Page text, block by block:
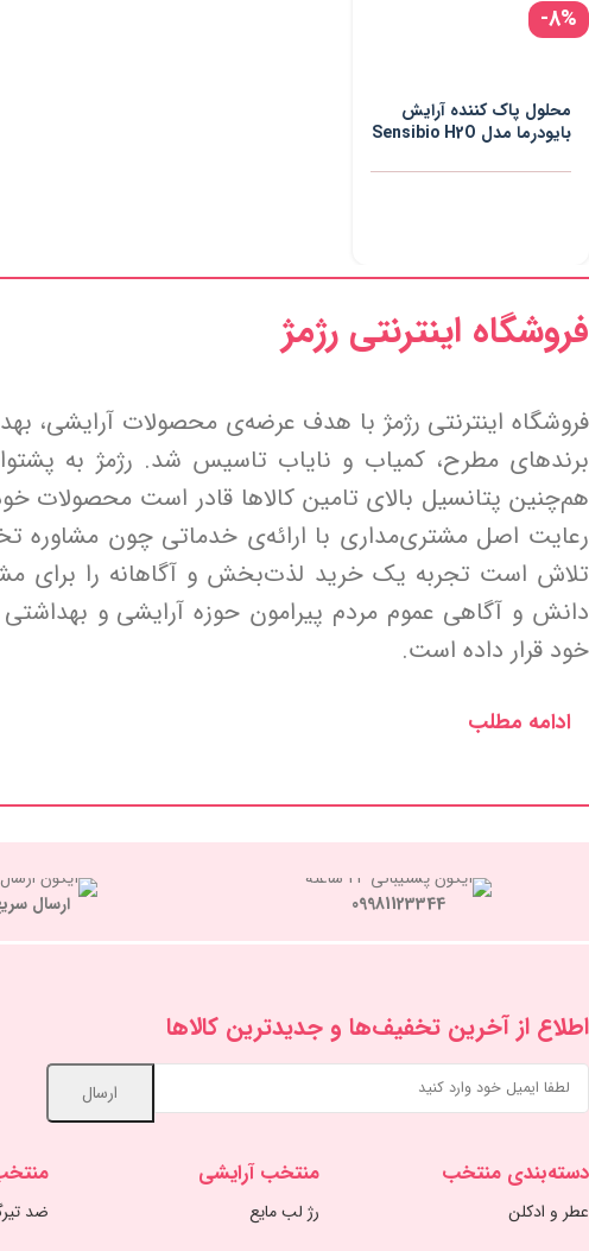
-8%
محلول پاک کننده آرایش
بایودرما مدل Sensibio H2O
فروشگاه اینترنتی رژمژ​
فروشگاه اینترنتی رژمژ با هدف عرضه‌ی محصولات آرایشی،
برندهای مطرح، کمیاب و نایاب تاسیس شد. رژمژ به
هم‌چنین پتانسیل بالای تامین کالاها قادر است محصولات
رعایت اصل مشتری‌مداری با ارائه‌ی خدماتی چون
تلاش است تجربه یک خرید لذت‌بخش و آگاهانه را برای
دانش و آگاهی عموم مردم پیرامون حوزه آرایشی و
خود قرار داده است.
ادامه مطلب
09981123344 ارسال
اطلاع از آخرین تخفیف‌ها و جدیدترین کالاها
دسته‌بندی منتخب
عطر و ادکلن
منتخب آرایشی
رژ لب مایع
ضد